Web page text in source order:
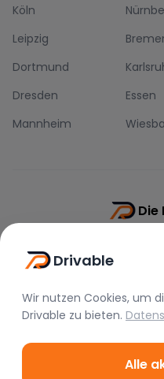
Köln
Leipzig
Dortmund
Dresden
Essen
Mannheim
Die
Drivable
Wir nutzen Cookies, um
Drivable zu bieten.
Alle